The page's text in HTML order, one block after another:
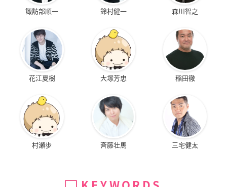
諏訪部順一 鈴村健一 森川智之
花江夏樹 大塚芳忠 稲田徹
村瀬歩 斉藤壮馬 三宅健太